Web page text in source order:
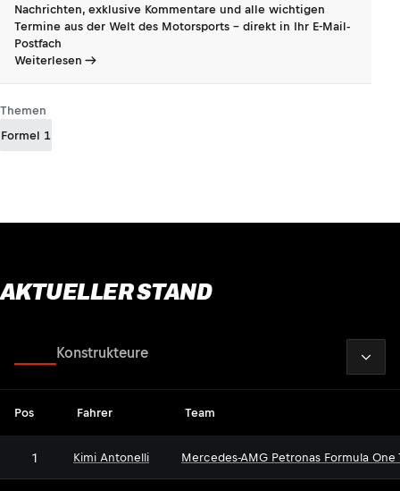
Nachrichten, exklusive Kommentare und alle wichtigen
Termine aus der Welt des Motorsports - direkt in Ihr E-Mail-
Postfach
Weiterlesen
Themen
Formel 1
AKTUELLER STAND
Konstrukteure
Pos Fahrer Team
1 Kimi Antonelli Mercedes-AMG Petronas Formula One